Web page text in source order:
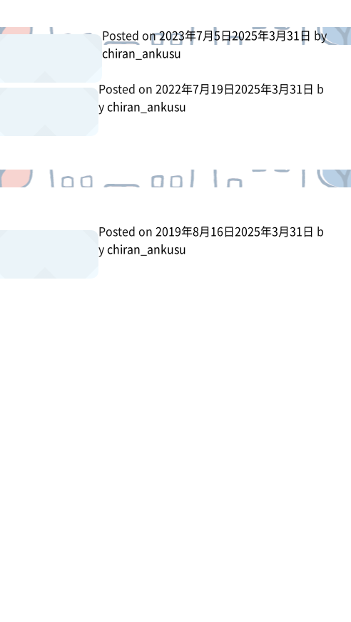
Posted on2023年7月5日2025年3月31日 by
chiran_ankusu
Posted on2022年7月19日2025年3月31日 b
ychiran_ankusu
Posted on2019年8月16日2025年3月31日 b
ychiran_ankusu